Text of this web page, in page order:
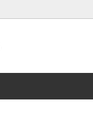
ネモフィラシリーズ